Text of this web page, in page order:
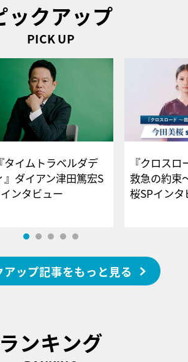
ックアップ
PICK UP
『タイムトラベルダデ
』ダイアン津田篤宏S
インタビュー
『クロス
救急の約束
桜SPイ
アップ記事をもっと見る
ランキング